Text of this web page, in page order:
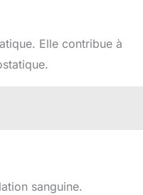
Elle contribue à
sanguine.